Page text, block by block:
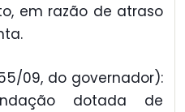
em razão de atraso
09, do governador):
dotada de